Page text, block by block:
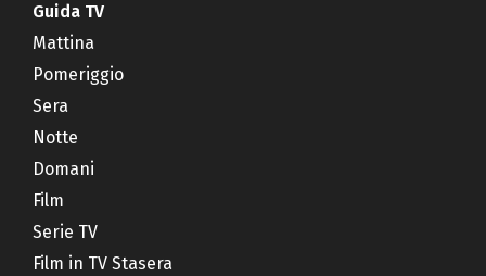
Guida TV
Mattina
Pomeriggio
Sera
Notte
Domani
Film
Serie TV
Film in TV Stasera